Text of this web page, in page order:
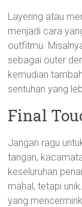
Layering atau
menjadi cara
outfitmu.
sebagai outer
kemudian
sentuhan yang
Final
Jangan ragu
tangan,
keseluruhan
mahal, tetapi
yang